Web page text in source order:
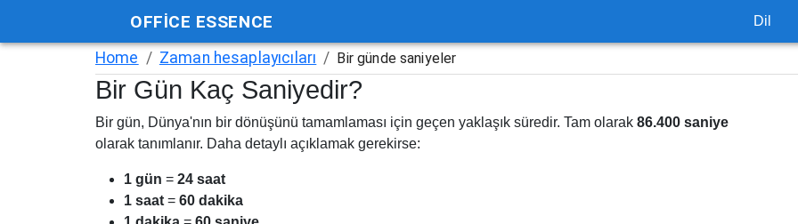
OFFICE ESSENCE Dil
Home / Zaman hesaplayıcıları / Bir günde saniyeler
Bir Gün Kaç Saniyedir?
Bir gün, Dünya'nın bir dönüşünü tamamlaması için geçen yaklaşık süredir. Tam olarak 86.400 saniye
olarak tanımlanır. Daha detaylı açıklamak gerekirse:
1 gün = 24 saat
1 saat = 60 dakika